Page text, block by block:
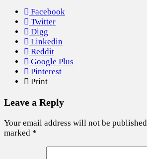
Facebook
Twitter
Digg
Linkedin
Reddit
Google Plus
Pinterest
Print
Leave a Reply
Your email address will not be
marked *